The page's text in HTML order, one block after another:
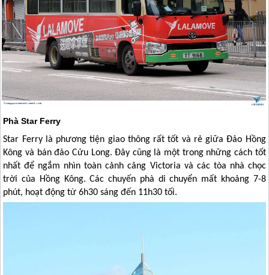
Phà Star Ferry
Star Ferry là phương tiện giao thông rất tốt và rẻ giữa Đảo Hồng
Kông và bán đảo Cửu Long. Đây cũng là một trong những cách tốt
nhất để ngắm nhìn toàn cảnh cảng Victoria và các tòa nhà chọc
trời của
Hồng Kông. Các chuyến phà di chuyển mất khoảng 7-8
phút, hoạt động từ 6h30 sáng đến 11h30 tối.